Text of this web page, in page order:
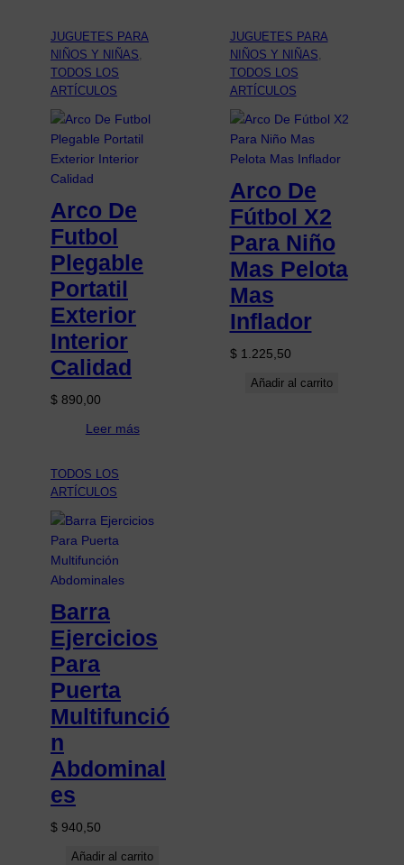
JUGUETES PARA
NIÑOS Y NIÑAS
TODOS LOS
ARTÍCULOS
Arco De
Futbol
Plegable
Portatil
Exterior
Interior
Calidad
$ 890,00
Leer más
JUGUETES PARA
NIÑOS Y NIÑAS
TODOS LOS
ARTÍCULOS
Arco De
Fútbol X2
Para Niño
Mas Pelota
Mas
Inflador
$1.225,50
Añadir al carrito
TODOS LOS
ARTÍCULOS
Barra
Ejercicios
Para
Puerta
Multifunció
n
Abdominal
es
$ 940,50
Añadir al carrito